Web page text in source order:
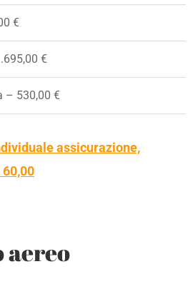
€
€
– 530,00 €
assicurazione,